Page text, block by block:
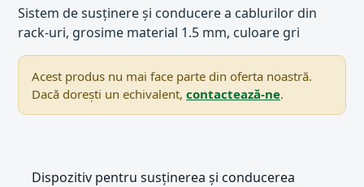
Sistem de susținere și conducere a cablurilor din
rack-uri, grosime material 1.5 mm, culoare gri
Acest produs nu mai face parte din oferta noastră.
Dacă dorești un echivalent, contactează-ne.
Dispozitiv pentru susținerea și conducerea